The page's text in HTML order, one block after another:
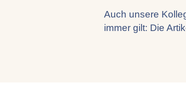
Auch unsere
immer gilt: Die